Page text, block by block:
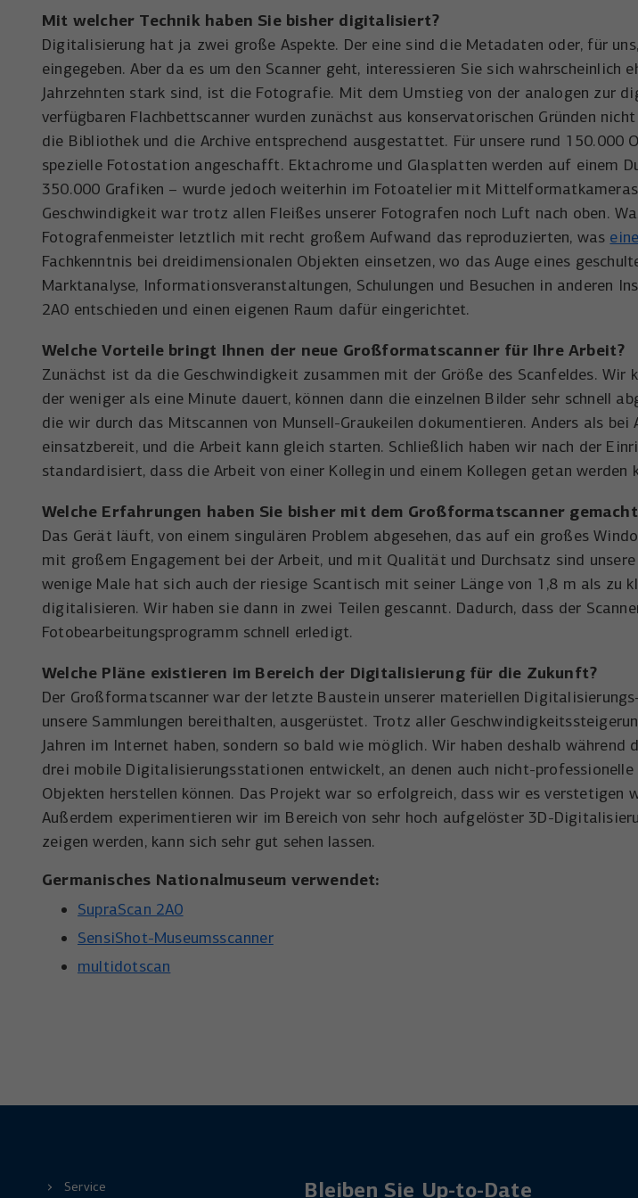
Mit welcher Technik haben Sie bisher digitalisiert?
Digitalisierung hat ja zwei große Aspekte. Der eine sind die Metadaten oder, für
eingegeben. Aber da es um den Scanner geht, interessieren Sie sich
Jahrzehnten stark sind, ist die Fotografie. Mit dem Umstieg von der analogen zur
verfügbaren Flachbettscanner wurden zunächst aus konservatorischen Gründen
die Bibliothek und die Archive entsprechend ausgestattet. Für unsere rund 150.000
spezielle Fotostation angeschafft. Ektachrome und Glasplatten werden auf einem
350.000 Grafiken – wurde jedoch weiterhin im Fotoatelier mit
Geschwindigkeit war trotz allen Fleißes unserer Fotografen noch Luft nach oben.
Fotografenmeister letztlich mit recht großem Aufwand das reproduzierten, was
Fachkenntnis bei dreidimensionalen Objekten einsetzen, wo das Auge eines
Marktanalyse, Informationsveranstaltungen, Schulungen und Besuchen in anderen
2A0 entschieden und einen eigenen Raum dafür eingerichtet.
Welche Vorteile bringt Ihnen der neue Großformatscanner für Ihre Arbeit?
Zunächst ist da die Geschwindigkeit zusammen mit der Größe des Scanfeldes. Wir
der weniger als eine Minute dauert, können dann die einzelnen Bilder sehr schnell
die wir durch das Mitscannen von Munsell-Graukeilen dokumentieren. Anders als
einsatzbereit, und die Arbeit kann gleich starten. Schließlich haben wir nach der
standardisiert, dass die Arbeit von einer Kollegin und einem Kollegen getan
Welche Erfahrungen haben Sie bisher mit dem Großformatscanner
Das Gerät läuft, von einem singulären Problem abgesehen, das auf ein großes
mit großem Engagement bei der Arbeit, und mit Qualität und Durchsatz sind
wenige Male hat sich auch der riesige Scantisch mit seiner Länge von 1,8 m als zu
digitalisieren. Wir haben sie dann in zwei Teilen gescannt. Dadurch, dass der
Fotobearbeitungsprogramm schnell erledigt.
Welche Pläne existieren im Bereich der Digitalisierungfür die Zukunft?
Der Großformatscanner war der letzte Baustein unserer materiellen
unsere Sammlungen bereithalten, ausgerüstet. Trotz aller
Jahren im Internet haben, sondern so bald wie möglich. Wir haben deshalb
drei mobile Digitalisierungsstationen entwickelt, an denen auch nicht-
Objekten herstellen können. Das Projekt war so erfolgreich, dass wir es
Außerdem experimentieren wir im Bereich von sehr hoch aufgelöster 3D-
zeigen werden, kann sich sehr gut sehen lassen.
Germanisches Nationalmuseum verwendet:
SupraScan 2A0
SensiShot-Museumsscanner
multidotscan
Service Bleiben Sie Up-to-Date
Anbieter Walter Nagel GmbH &
Speichert die
Anmeldungen.
Laufzeit
Zweck
Wird von Facebook/
von Werbeanzeigen
identifizieren.
Name _uetvid
Anbieter Microsoft Corporation
Laufzeit
Zweck
Wird von Microsoft
Nutzer über
Anbieter Microsoft Corporation
Laufzeit 1 Tag
Zweck
Wird von Microsoft
Nutzer über
oder Google-Maps) werden
von externen Medien akzeptiert
diese Inhalte keiner manuellen
Name NID
Anbieter Google Maps
Laufzeit
Zweck
Wird zum Entsperren
verwendet.
Name NID
Laufzeit 6 Monate
Zweck
Wird verwendet, um
entsperren.
Cookie-Informationen